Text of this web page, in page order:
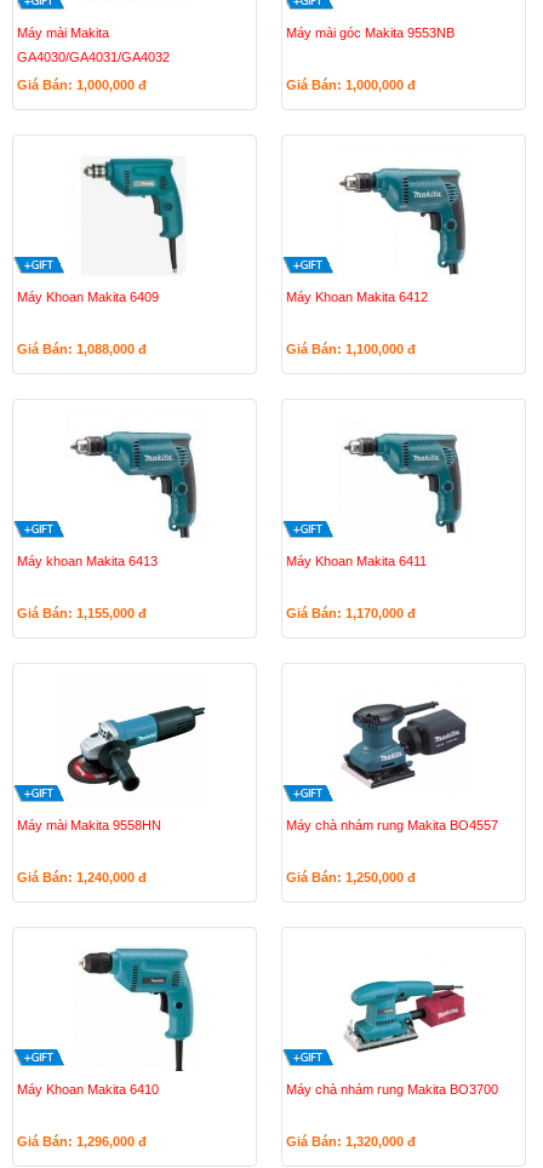
Máy mài Makita
GA4030/GA4031/GA4032
Giá Bán: 1,000,000 đ
Máy mài góc Makita 9553NB
Giá Bán: 1,000,000 đ
Máy Khoan Makita 6409
Giá Bán: 1,088,000 đ
Máy Khoan Makita 6412
Giá Bán: 1,100,000 đ
Máy khoan Makita 6413
Giá Bán: 1,155,000 đ
Máy Khoan Makita 6411
Giá Bán: 1,170,000 đ
Máy mài Makita 9558HN
Giá Bán: 1,240,000 đ
Máy chà nhám rung Makita BO4557
Giá Bán: 1,250,000 đ
Máy Khoan Makita 6410
Giá Bán: 1,296,000 đ
Máy chà nhám rung Makita BO3700
Giá Bán: 1,320,000 đ